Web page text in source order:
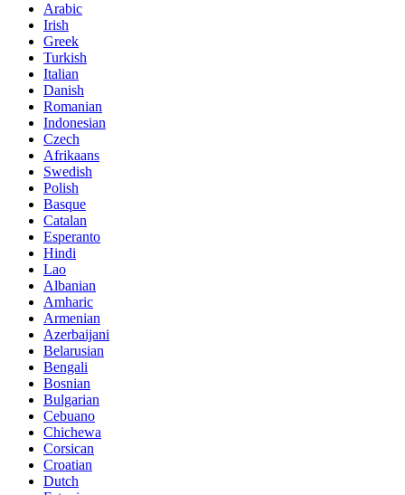
Arabic
Irish
Greek
Turkish
Italian
Danish
Romanian
Indonesian
Czech
Afrikaans
Swedish
Polish
Basque
Catalan
Esperanto
Hindi
Lao
Albanian
Amharic
Armenian
Azerbaijani
Belarusian
Bengali
Bosnian
Bulgarian
Cebuano
Chichewa
Corsican
Croatian
Dutch